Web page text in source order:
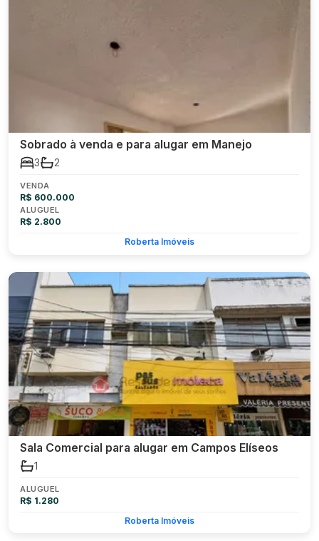
Sobrado à venda e para alugar em Manejo
3 2
VENDA
R$ 600.000
ALUGUEL
R$ 2.800
Roberta Imóveis
Sala Comercial para alugar em Campos Elíseos
1
ALUGUEL
R$ 1.280
Roberta Imóveis